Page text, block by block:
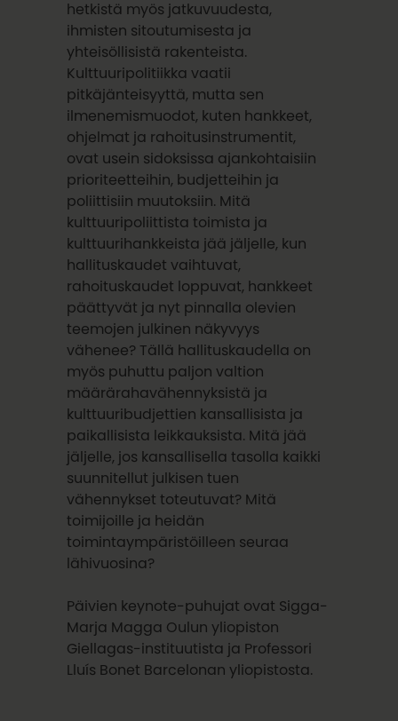
hetkistä myös jatkuvuudesta,
ihmisten sitoutumisesta ja
yhteisöllisistä rakenteista.
Kulttuuripolitiikka vaatii
pitkäjänteisyyttä, mutta sen
ilmenemismuodot, kuten hankkeet,
ohjelmat ja rahoitusinstrumentit,
ovat usein sidoksissa ajankohtaisiin
prioriteetteihin, budjetteihin ja
poliittisiin muutoksiin. Mitä
kulttuuripoliittista toimista ja
kulttuurihankkeista jää jäljelle, kun
hallituskaudet vaihtuvat,
rahoituskaudet loppuvat, hankkeet
päättyvät ja nyt pinnalla olevien
teemojen julkinen näkyvyys
vähenee? Tällä hallituskaudella on
myös puhuttu paljon valtion
määrärahavähennyksistä ja
kulttuuribudjettien kansallisista ja
paikallisista leikkauksista. Mitä jää
jäljelle, jos kansallisella tasolla kaikki
suunnitellut julkisen tuen
vähennykset toteutuvat? Mitä
toimijoille ja heidän
toimintaympäristöilleen seuraa
lähivuosina?
Päivien keynote-puhujat ovat Sigga-
Marja Magga Oulun yliopiston
Giellagas-instituutista ja Professori
Lluís Bonet Barcelonan yliopistosta.